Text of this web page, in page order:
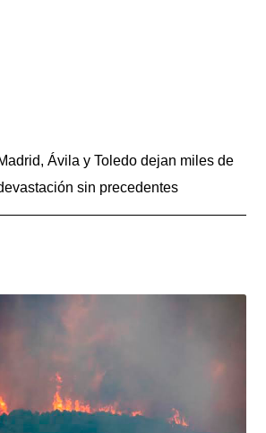
Ávila y Toledo dejan miles de
sin precedentes